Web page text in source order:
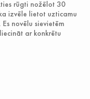
rūgti nožēlot 30
izvēle lietot uzticamu
novēlu sievietēm
ar konkrētu